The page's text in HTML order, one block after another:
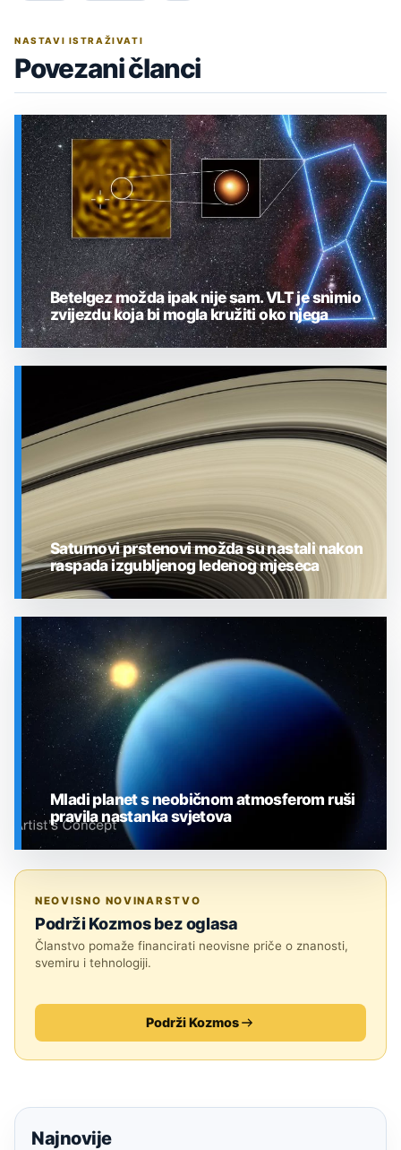
NASTAVI ISTRAŽIVATI
Povezani članci
Betelgez možda ipak nije sam. VLT je snimio
zvijezdu koja bi mogla kružiti oko njega
SVEMIR
Saturnovi prstenovi možda su nastali nakon
raspada izgubljenog ledenog mjeseca
Mladi planet s neobičnom atmosferom ruši
pravila nastanka svjetova
NEOVISNO NOVINARSTVO
Podrži Kozmos bez oglasa
Članstvo pomaže financirati neovisne priče o znanosti,
svemiru i tehnologiji.
Podrži Kozmos
Najnovije